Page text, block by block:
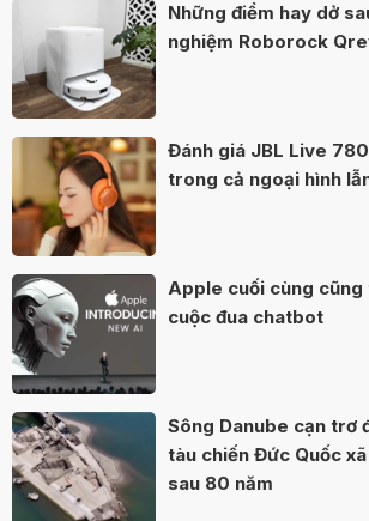
Những điểm hay dở
nghiệm Roborock
Đánh giá JBL Live
trong cả ngoại hình
Apple cuối cùng cũng
cuộc đua chatbot
Sông Danube cạn trơ
tàu chiến Đức Quốc
sau 80 năm